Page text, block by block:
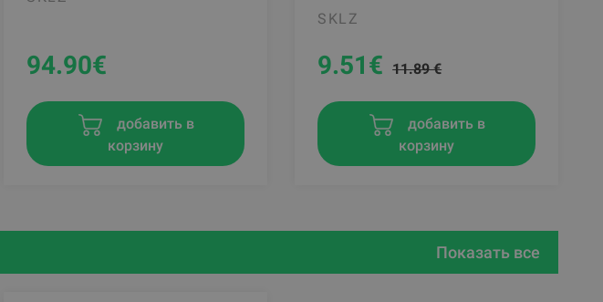
94.90€
добавить в
корзину
SKLZ
9.51€ 11.89 €
добавить в
корзину
Показать все